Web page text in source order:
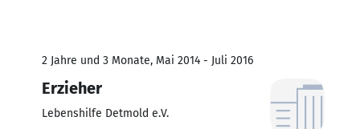
2 Jahre und 3 Monate, Mai 2014 - Juli 2016
Erzieher
Lebenshilfe Detmold e.V.